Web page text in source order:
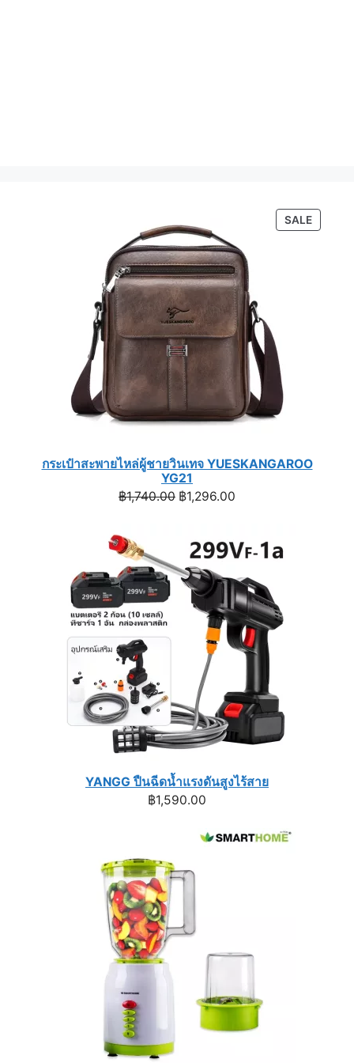
SALE
ON
กระเป๋าสะพายไหล่ผู้ชายวินเทจ YUESKANGAROO
YG21
฿1,740.00 Original
฿1,740.00.
฿1,296.00
฿1,296.00.
YANGG ปืนฉีดน้ำแรงดันสูงไร้สาย
฿1,590.00